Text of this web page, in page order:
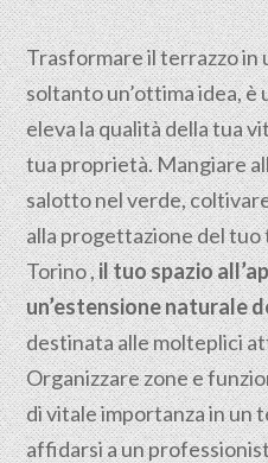
Trasformare il terrazzo in
soltanto un’ottima idea,
eleva la qualità della tua
tua proprietà. Mangiare
salotto nel verde,
alla progettazione del
Torino ,il tuo spazio
un’estensione naturale
destinata alle molteplici
Organizzare zone e
di vitale importanza in un
affidarsi a un